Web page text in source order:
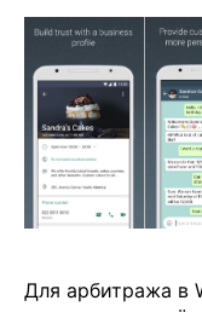
Для арбитража в